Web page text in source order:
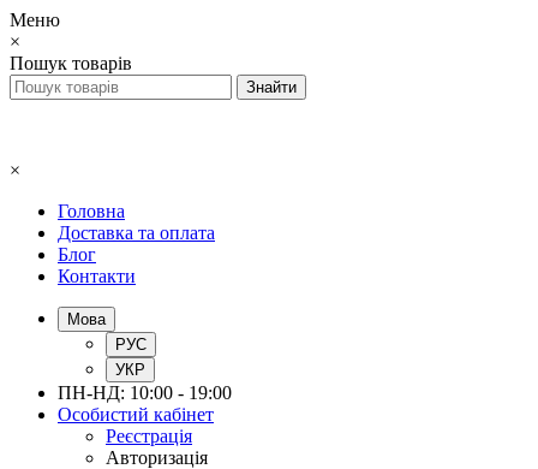
Меню
×
Пошук товарів
×
Головна
Доставка та оплата
Блог
Контакти
Мова
РУС
УКР
ПН-НД: 10:00 - 19:00
Особистий кабінет
Реєстрація
Авторизація